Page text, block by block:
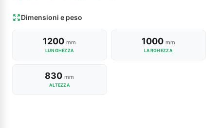
Dimensioni e peso
1200mm
LUNGHEZZA
1000 mm
LARGHEZZA
830mm
ALTEZZA